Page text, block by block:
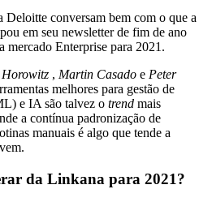
Deloitte conversam bem com o que a
em seu newsletter de fim de ano
mercado Enterprise para 2021.
Horowitz , Martin Casado e Peter
melhores para gestão de
e IA são talvez o trend mais
a contínua padronização de
manuais é algo que tende a
da Linkana para 2021?